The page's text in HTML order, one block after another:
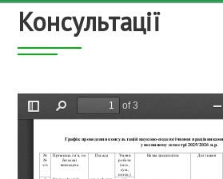
Консультації